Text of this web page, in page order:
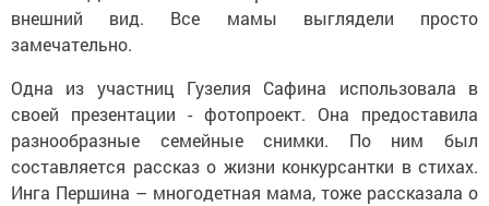
внешний вид. Все мамы выглядели просто
замечательно.
Одна из участниц Гузелия Сафина использовала в
своей презентации - фотопроект. Она предоставила
разнообразные семейные снимки. По ним был
составляется рассказ о жизни конкурсантки в стихах.
Инга Першина – многодетная мама, тоже рассказала о